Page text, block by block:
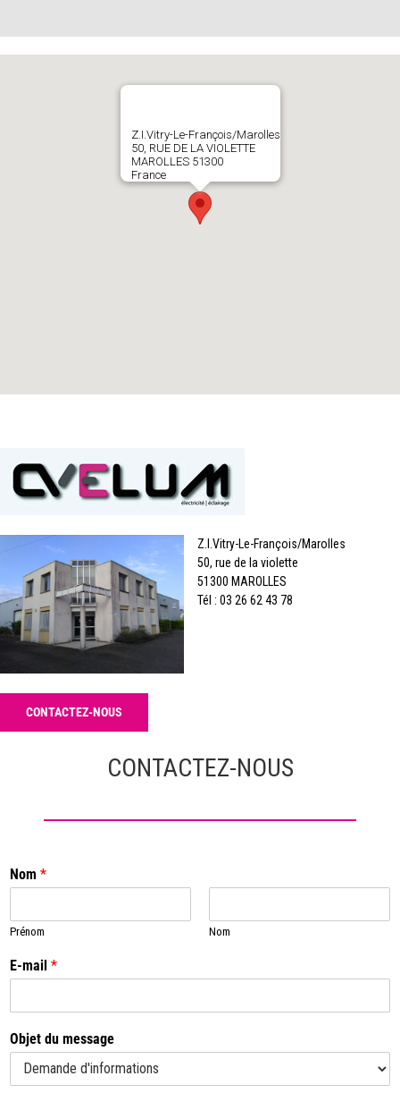
Z.I.Vitry-Le-François/Marolles
50, RUE DE LA VIOLETTE
MAROLLES 51300
France
Z.I.Vitry-Le-François/Marolles
50, rue de la violette
51300 MAROLLES
Tél : 03 26 62 43 78
CONTACTEZ-NOUS
CONTACTEZ-NOUS
Nom *
Prénom Nom
E-mail *
Objet du message